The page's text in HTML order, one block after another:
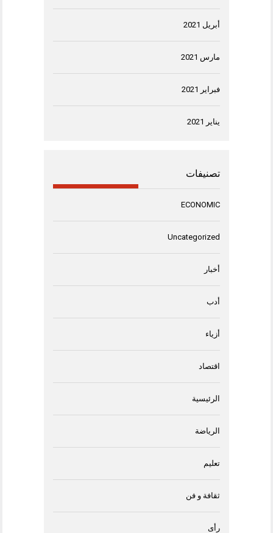
أبريل 2021
مارس 2021
فبراير 2021
يناير 2021
تصنيفات
ECONOMIC
Uncategorized
أخبار
أدب
أزياء
اقتصاد
الرئيسية
الرياضة
تعليم
ثقافة و فن
رأى